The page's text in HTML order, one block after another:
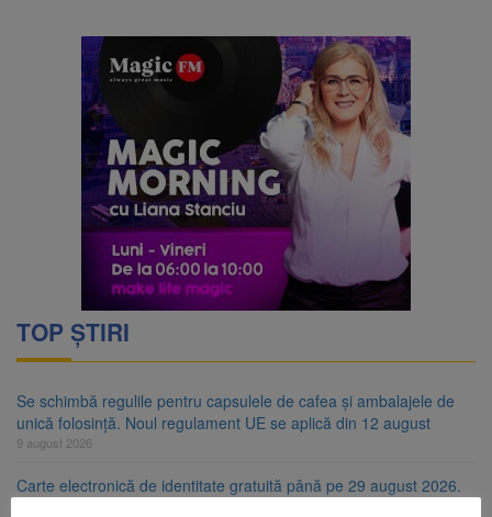
TOP ȘTIRI
Se schimbă regulile pentru capsulele de cafea și ambalajele de
unică folosință. Noul regulament UE se aplică din 12 august
9 august 2026
Carte electronică de identitate gratuită până pe 29 august 2026.